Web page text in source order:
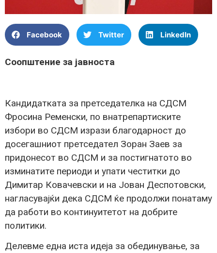
Facebook Twitter LinkedIn
Соопштение за јавноста
Кандидатката за претседателка на СДСМ
Фросина Ременски, по внатрепартиските
избори во СДСМ изрази благодарност до
досегашниот претседател Зоран Заев за
придонесот во СДСМ и за постигнатото во
изминатите периоди и упати честитки до
Димитар Ковачевски и на Јован Деспотовски,
нагласувајќи дека СДСМ ќе продолжи понатаму
да работи во континуитетот на добрите
политики.
Делевме една иста идеја за обединување, за